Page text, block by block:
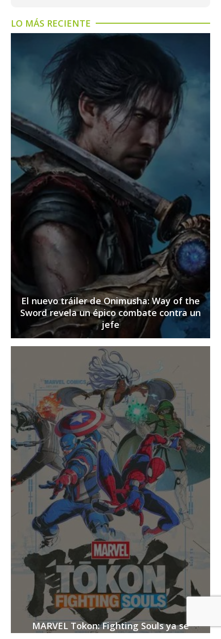
LO MÁS RECIENTE
El nuevo tráiler de Onimusha: Way of the
Sword revela un épico combate contra un
jefe
MARVEL Tokon: Fighting Souls ya se